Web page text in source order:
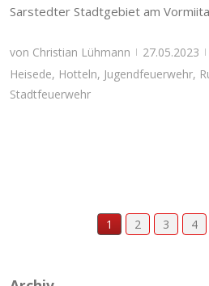
Sarstedter Stadtgebiet am
von Christian Lühmann | 27.05.2023 |
Heisede, Hotteln, Jugendfeuerwehr,
Stadtfeuerwehr
1 2 3 4